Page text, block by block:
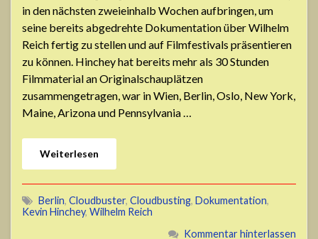
in den nächsten zweieinhalb Wochen aufbringen, um
seine bereits abgedrehte Dokumentation über Wilhelm
Reich fertig zu stellen und auf Filmfestivals präsentieren
zu können. Hinchey hat bereits mehr als 30 Stunden
Filmmaterial an Originalschauplätzen
zusammengetragen, war in Wien, Berlin, Oslo, New York,
Maine, Arizona und Pennsylvania …
Weiterlesen
Berlin, Cloudbuster, Cloudbusting, Dokumentation,
Kevin Hinchey, Wilhelm Reich
Kommentar hinterlassen